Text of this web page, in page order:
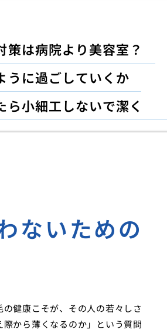
は病院より美容室？
うに過ごしていくか
ら小細工しないで潔く
ないための
健康こそが、その人の若々しさ
から薄くなるのか」という質問